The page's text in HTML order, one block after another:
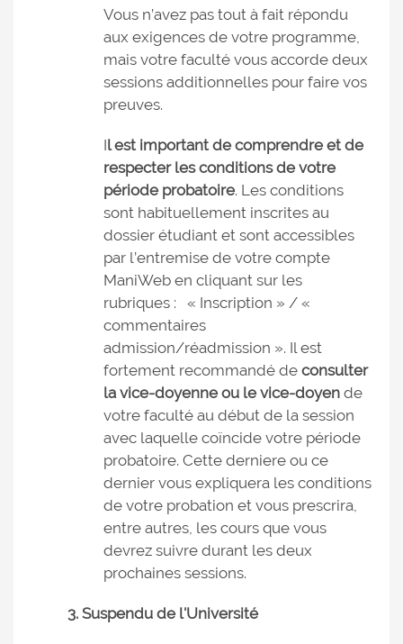
Vous n’avez pas tout à fait répondu
aux exigences de votre programme,
mais votre faculté vous accorde deux
sessions additionnelles pour faire vos
preuves.
Il est important de comprendre et de
respecter les conditions de votre
période probatoire. Les conditions
sont habituellement inscrites au
dossier étudiant et sont accessibles
par l’entremise de votre compte
ManiWeb en cliquant sur les
rubriques : « Inscription » / «
commentaires
admission/réadmission ». Il est
fortement recommandé de consulter
la vice-doyenne ou le vice-doyen de
votre faculté au début de la session
avec laquelle coïncide votre période
probatoire. Cette derniere ou ce
dernier vous expliquera les conditions
de votre probation et vous prescrira,
entre autres, les cours que vous
devrez suivre durant les deux
prochaines sessions.
3. Suspendu de l'Université